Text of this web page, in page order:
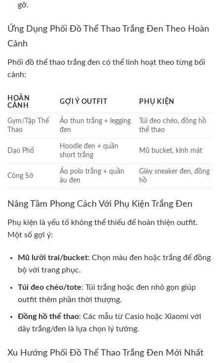
gỡ.
Ứng Dụng Phối Đồ Thể Thao Trắng Đen Theo Hoàn
Cảnh
Phối đồ thể thao trắng đen có thể linh hoạt theo từng bối
cảnh:
HOÀN
CẢNH
GỢI Ý OUTFIT PHỤ KIỆN
Gym/Tập Thể
Thao
Áo thun trắng + legging
đen
Túi đeo chéo, đồng hồ
thể thao
Dạo Phố
Hoodie đen + quần
short trắng
Mũ bucket, kính mát
Công Sở
Áo polo trắng + quần
âu đen
Giày sneaker đen, đồng
hồ
Nâng Tầm Phong Cách Với Phụ Kiện Trắng Đen
Phụ kiện là yếu tố không thể thiếu để hoàn thiện outfit.
Một số gợi ý:
Mũ lưỡi trai/bucket: Chọn màu đen hoặc trắng để đồng
bộ với trang phục.
Túi đeo chéo/tote: Túi trắng hoặc đen nhỏ gọn giúp
outfit thêm phần thời thượng.
Đồng hồ thể thao: Các mẫu từ Casio hoặc Xiaomi với
dây trắng/đen là lựa chọn lý tưởng.
Xu Hướng Phối Đồ Thể Thao Trắng Đen Mới Nhất